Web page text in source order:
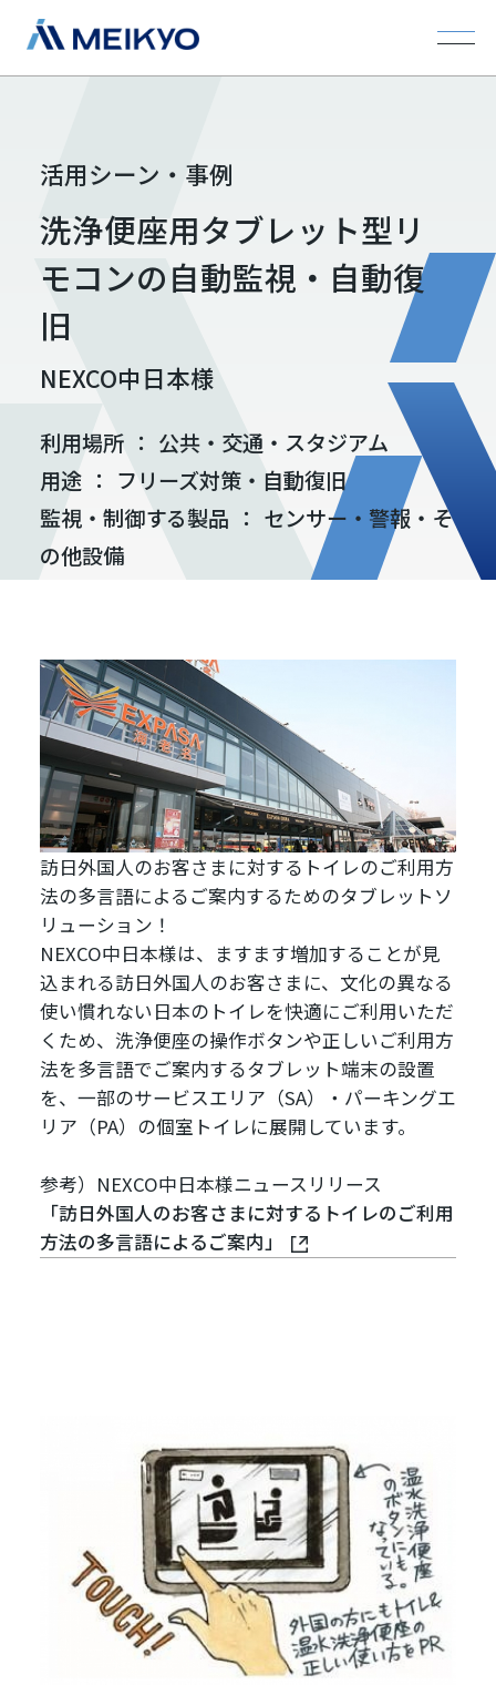
活用シーン・事例
洗浄便座用タブレット型リ
モコンの自動監視・自動復
旧
NEXCO中日本様
利用場所 ： 公共・交通・スタジアム
用途 ： フリーズ対策・自動復旧
監視・制御する製品 ： センサー・警報・そ
の他設備
訪日外国人のお客さまに対するトイレのご利用方
法の多言語によるご案内するためのタブレットソ
リューション！
NEXCO中日本様は、ますます増加することが見
込まれる訪日外国人のお客さまに、文化の異なる
使い慣れない日本のトイレを快適にご利用いただ
くため、洗浄便座の操作ボタンや正しいご利用方
法を多言語でご案内するタブレット端末の設置
を、一部のサービスエリア（SA）・パーキングエ
リア（PA）の個室トイレに展開しています。
参考）NEXCO中日本様ニュースリリース
「訪日外国人のお客さまに対するトイレのご利用
方法の多言語によるご案内」